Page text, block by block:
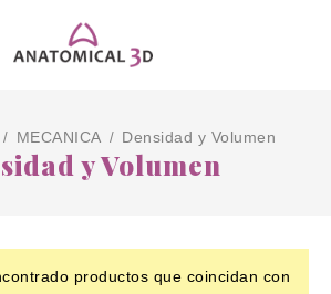
/ MECANICA / Densidad y Volumen
y Volumen
productos que coincidan con